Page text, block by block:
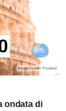
ondata di